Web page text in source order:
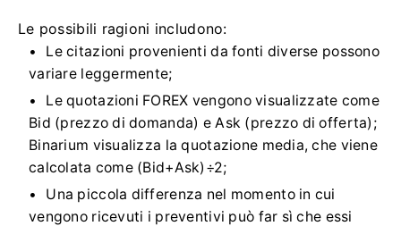
Le possibili ragioni includono:
Le citazioni provenienti da fonti diverse possono
variare leggermente;
Le quotazioni FOREX vengono visualizzate come
Bid (prezzo di domanda) e Ask (prezzo di offerta);
Binarium visualizza la quotazione media, che viene
calcolata come (Bid+Ask)÷2;
Una piccola differenza nel momento in cui
vengono ricevuti i preventivi può far sì che essi